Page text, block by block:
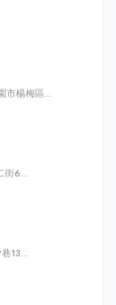
市楊梅區高
街6號
134